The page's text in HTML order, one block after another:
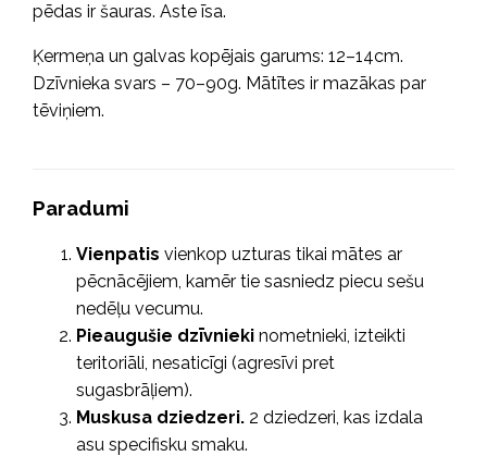
pēdas ir šauras. Aste īsa.
Ķermeņa un galvas kopējais garums: 12–14cm.
Dzīvnieka svars – 70–90g. Mātītes ir mazākas par
tēviņiem.
Paradumi
Vienpatis vienkop uzturas tikai mātes ar
pēcnācējiem, kamēr tie sasniedz piecu sešu
nedēļu vecumu.
Pieaugušie dzīvnieki nometnieki, izteikti
teritoriāli, nesaticīgi (agresīvi pret
sugasbrāļiem).
Muskusa dziedzeri. 2 dziedzeri, kas izdala
asu specifisku smaku.